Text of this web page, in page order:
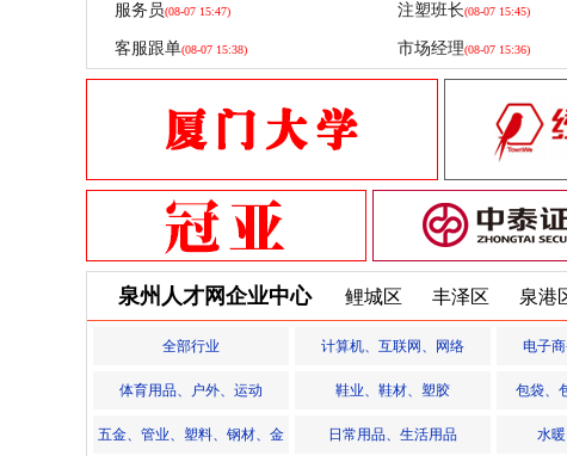
福建美可纸业有
福建美可纸业有
福建美可纸业有
福建美可纸业有
福建美可纸业有
福建美可纸业有
福建美可纸业有
福建美可纸业有
福建美可纸业有
福建美可纸业有
福建美可纸业有
福建美可纸业有
服务员(08-07 15:47) 注塑班长(08-07 15:45)
客服跟单(08-07 15:38) 市场经理(08-07 15:36)
泉州人才网企业中心 鲤城区 丰泽区 泉港
全部行业 计算机、互联网、网络 电子
体育用品、户外、运动 鞋业、鞋材、塑胶 包袋、
五金、管业、塑料、钢材、金 日常用品、生活用品 水